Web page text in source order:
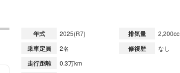
年式 2025(R7) 排気量 2,200cc
乗車定員 2名 修復歴 なし
走行距離 0.3万km